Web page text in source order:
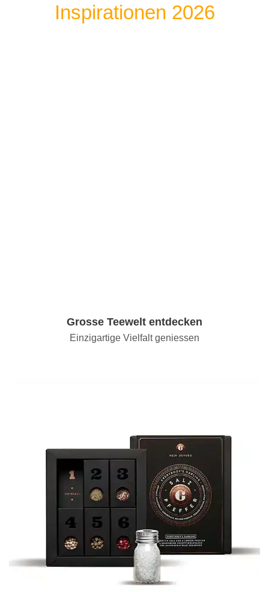
Inspirationen 2026
Grosse Teewelt entdecken
Einzigartige Vielfalt geniessen